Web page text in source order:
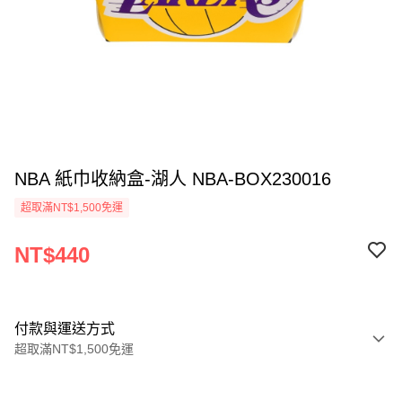
NBA 紙巾收納盒-湖人 NBA-BOX230016
超取滿NT$1,500免運
NT$440
付款與運送方式
超取滿NT$1,500免運